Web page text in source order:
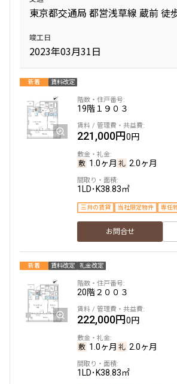
東京都交通局 都営浅草線 蔵前 徒
竣工日
2023年03月31日
新着 賃料改定
19階 １９０３
221,000円0円
1.0ヶ月 2.0ヶ月
1LD･K38.83㎡
三井の賃貸 当社限定物件 専任
お問合せ
新着 賃料改定 礼金改定
20階２００３
222,000円0円
1.0ヶ月 2.0ヶ月
1LD･K38.83㎡